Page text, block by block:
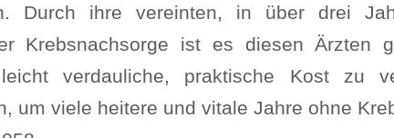
Durch ihre vereinten, in über drei
Krebsnachsorge ist es diesen Ärzten
verdauliche, praktische Kost zu
um viele heitere und vitale Jahre ohne